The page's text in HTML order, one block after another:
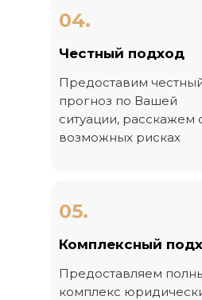
05.
04.
Комплексный
Предоставляем
комплекс
Предоставим
прогноз по Вашей
ситуации, расскажем
возможных рисках
Честный подход